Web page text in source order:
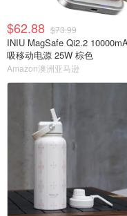
$62.88 $73.99
INIU MagSafe Qi2.2
吸移动电源 25W 棕色
Amazon澳洲亚马逊